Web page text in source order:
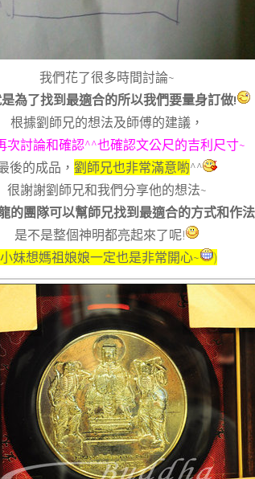
我們花了很多時間討論~
為了找到最適合的所以我們要量身訂做!
根據劉師兄的想法及師傅的建議，
次討論和確認^^也確認文公尺的吉利尺寸~
後的成品， 劉師兄也非常滿意喲^^
很謝謝劉師兄和我們分享他的想法~
的團隊可以幫師兄找到最適合的方式和作
是不是整個神明都亮起來了呢!
妹想媽祖娘娘一定也是非常開心~
)